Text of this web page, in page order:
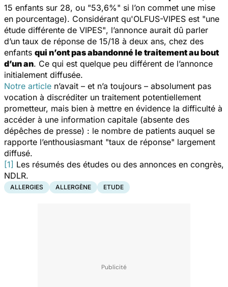
15 enfants sur 28, ou "53,6%" si l’on commet une mise
en pourcentage). Considérant qu'OLFUS-VIPES est "une
étude différente de VIPES", l’annonce aurait dû parler
d’un taux de réponse de 15/18 à deux ans, chez des
enfants qui n’ont pas abandonné le traitement au bout
d’un an. Ce qui est quelque peu différent de l’annonce
initialement diffusée.
Notre article n’avait – et n’a toujours – absolument pas
vocation à discréditer un traitement potentiellement
prometteur, mais bien à mettre en évidence la difficulté à
accéder à une information capitale (absente des
dépêches de presse) : le nombre de patients auquel se
rapporte l’enthousiasmant "taux de réponse" largement
diffusé.
[1] Les résumés des études ou des annonces en congrès,
NDLR.
ALLERGIES ALLERGÈNE ETUDE